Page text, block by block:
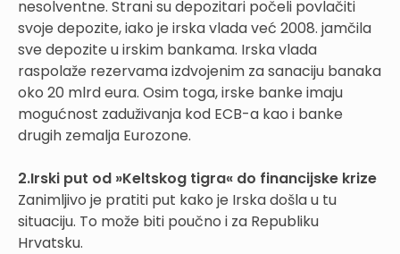
nesolventne. Strani su depozitari počeli povlačiti
svoje depozite, iako je irska vlada već 2008. jamčila
sve depozite u irskim bankama. Irska vlada
raspolaže rezervama izdvojenim za sanaciju banaka
oko 20 mlrd eura. Osim toga, irske banke imaju
mogućnost zaduživanja kod ECB-a kao i banke
drugih zemalja Eurozone.
2.Irski put od »Keltskog tigra« do financijske krize
Zanimljivo je pratiti put kako je Irska došla u tu
situaciju. To može biti poučno i za Republiku
Hrvatsku.